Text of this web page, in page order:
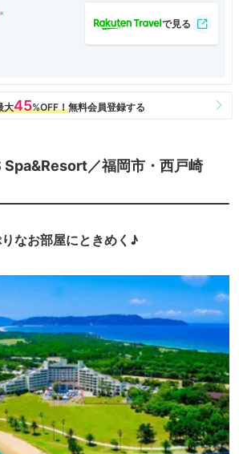
Spa&Resort／福岡市・西戸崎
なお部屋にときめく♪